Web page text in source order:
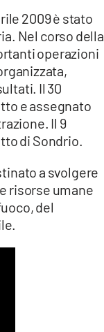
2009 è stato
Nel corso della
operazioni
Il 30
e assegnato
Il 9
di Sondrio.
a svolgere
risorse umane
del